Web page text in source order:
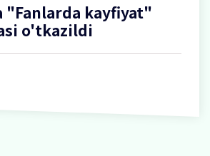
"Fanlarda kayfiyat"
o'tkazildi